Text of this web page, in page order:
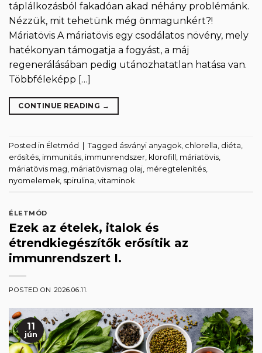
táplálkozásból fakadóan akad néhány problémánk.
Nézzük, mit tehetünk még önmagunkért?!
Máriatövis A máriatövis egy csodálatos növény, mely
hatékonyan támogatja a fogyást, a máj
regenerálásában pedig utánozhatatlan hatása van.
Többféleképp […]
CONTINUE READING →
Posted in Életmód Tagged ásványi anyagok, chlorella, diéta,
erősítés, immunitás, immunrendszer, klorofill , máriatövis,
máriatövis mag, máriatövismag olaj, méregtelenítés,
nyomelemek, spirulina, vitaminok
ÉLETMÓD
Ezek az ételek, italok és
étrendkiegészítők erősítik az
immunrendszert I.
POSTED ON 2026.06.11.
11
jún